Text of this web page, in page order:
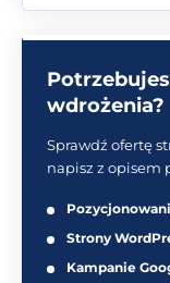
wdrożenia?
Sprawdź ofertę
napisz z opisem
Strony
Kampanie